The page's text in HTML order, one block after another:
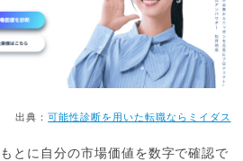
出典：可能性診断を用いた転職ならミイダス
とに自分の市場価値を数字で確認で